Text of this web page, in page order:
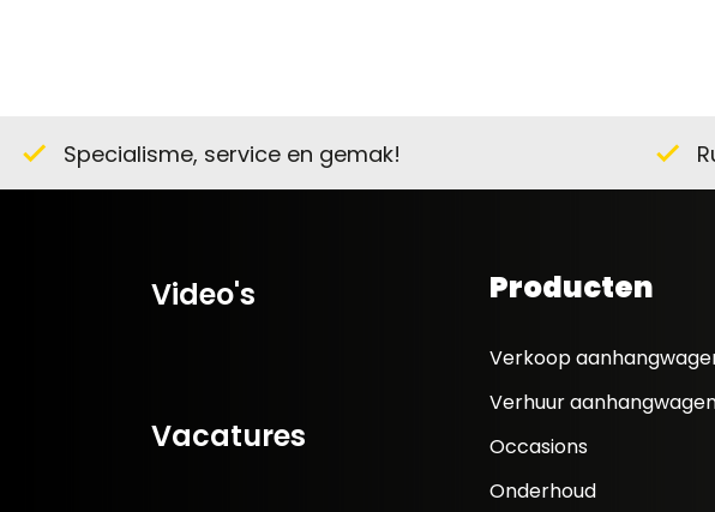
check Specialisme, service en gemak! check
Video's
Vacatures
Producten
Verkoop
Verhuur
Occasions
Onderhoud